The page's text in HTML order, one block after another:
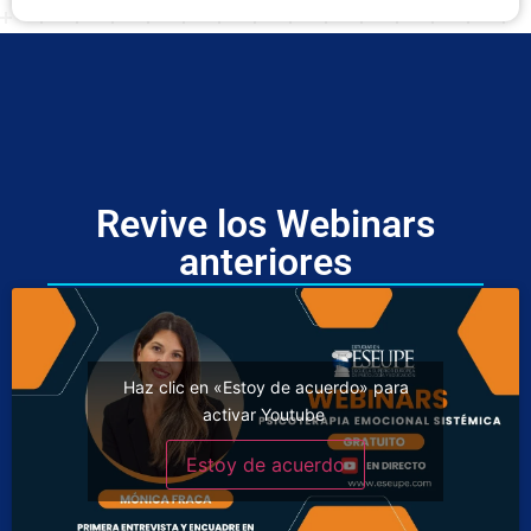
Revive los Webinars
anteriores
Haz clic en «Estoy de acuerdo» para
activar Youtube
Estoy de acuerdo